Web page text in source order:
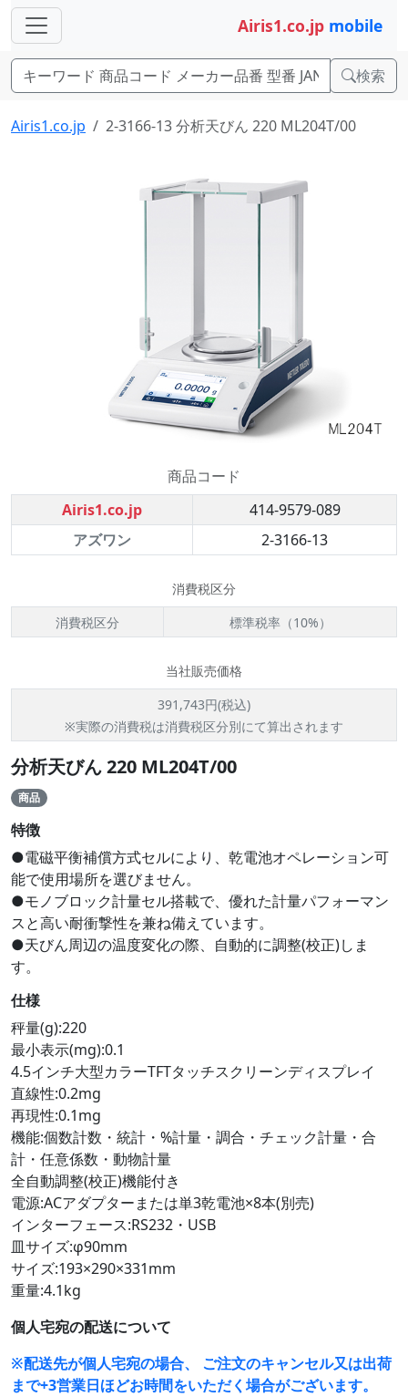
Airis1.co.jp mobile
検索
Airis1.co.jp 2-3166-13 分析天びん 220 ML204T/00
商品コード
Airis1.co.jp
414-9579-089
アズワン
2-3166-13
消費税区分
消費税区分
標準税率（10%）
当社販売価格
391,743円(税込)
※実際の消費税は消費税区分別にて算出されます
分析天びん 220 ML204T/00
商品
特徴
●電磁平衡補償方式セルにより、乾電池オペレーション可
能で使用場所を選びません。
●モノブロック計量セル搭載で、優れた計量パフォーマン
スと高い耐衝撃性を兼ね備えています。
●天びん周辺の温度変化の際、自動的に調整(校正)しま
す。
仕様
秤量(g):220
最小表示(mg):0.1
4.5インチ大型カラーTFTタッチスクリーンディスプレイ
直線性:0.2mg
再現性:0.1mg
機能:個数計数・統計・%計量・調合・チェック計量・合
計・任意係数・動物計量
全自動調整(校正)機能付き
電源:ACアダプターまたは単3乾電池×8本(別売)
インターフェース:RS232・USB
皿サイズ:φ90mm
サイズ:193×290×331mm
重量:4.1kg
個人宅宛の配送について
※配送先が個人宅宛の場合、 ご注文のキャンセル又は出荷
まで+3営業日ほどお時間をいただく場合がございます。